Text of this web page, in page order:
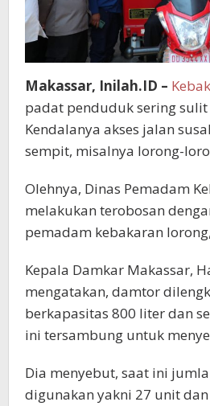
Makassar, Inilah.ID –
padat penduduk sering
Kendalanya akses jalan
sempit, misalnya lorong-
Olehnya, Dinas Pemadam
melakukan terobosan
pemadam kebakaran
Kepala Damkar Makassar,
mengatakan, damtor
berkapasitas 800 liter dan
ini tersambung untuk
Dia menyebut, saat ini
digunakan yakni 27 unit